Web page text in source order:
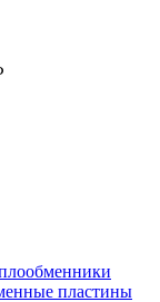
пластины